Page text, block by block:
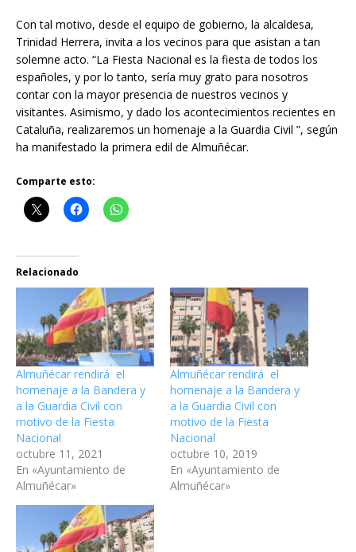
Con tal motivo, desde el equipo de gobierno, la alcaldesa,
Trinidad Herrera, invita a los vecinos para que asistan a tan
solemne acto. “La Fiesta Nacional es la fiesta de todos los
españoles, y por lo tanto, sería muy grato para nosotros
contar con la mayor presencia de nuestros vecinos y
visitantes. Asimismo, y dado los acontecimientos recientes en
Cataluña, realizaremos un homenaje a la Guardia Civil ”, según
ha manifestado la primera edil de Almuñécar.
Comparte esto:
Relacionado
Almuñécar rendirá el
homenaje a la Bandera y
a la Guardia Civil con
motivo de la Fiesta
Nacional
octubre 11, 2021
En «Ayuntamiento de
Almuñécar»
Almuñécar rendirá el
homenaje a la Bandera y
a la Guardia Civil con
motivo de la Fiesta
Nacional
octubre 10, 2019
En «Ayuntamiento de
Almuñécar»